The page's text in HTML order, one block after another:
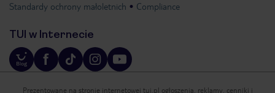
Standardy ochrony małoletnich
Compliance
TUI w Internecie
Prezentowane na stronie internetowej tui.pl ogłoszenia, reklamy, cenniki i